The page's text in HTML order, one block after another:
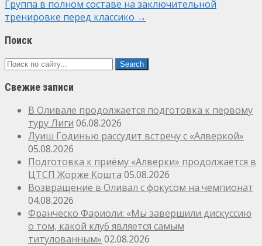
Группа в полном составе на заключительной
тренировке перед классико →
Поиск
Свежие записи
В Оливале продолжается подготовка к первому
туру Лиги 06.08.2026
Луиш Годинью рассудит встречу с «Алверкой»
05.08.2026
Подготовка к приёму «Алверки» продолжается в
ЦТСП Жорже Кошта 05.08.2026
Возвращение в Оливал с фокусом на чемпионат
04.08.2026
Франческо Фариоли: «Мы завершили дискуссию
о том, какой клуб является самым
титулованным» 02.08.2026